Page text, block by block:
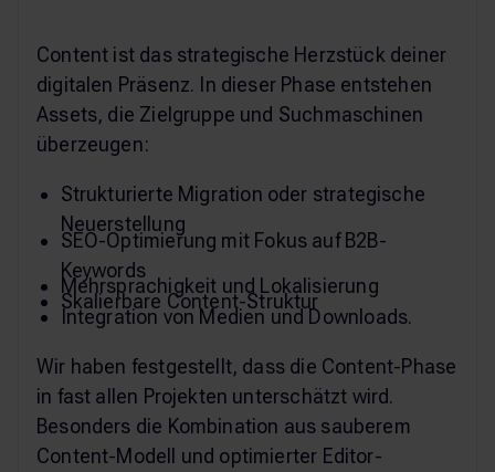
Content ist das strategische Herzstück deiner
digitalen Präsenz. In dieser Phase entstehen
Assets, die Zielgruppe und Suchmaschinen
überzeugen:
Strukturierte Migration oder strategische
Neuerstellung
SEO-Optimierung mit Fokus auf B2B-
Keywords
Mehrsprachigkeit und Lokalisierung
Skalierbare Content-Struktur
Integration von Medien und Downloads.
Wir haben festgestellt, dass die Content-Phase
in fast allen Projekten unterschätzt wird.
Besonders die Kombination aus sauberem
Content-Modell und optimierter Editor-